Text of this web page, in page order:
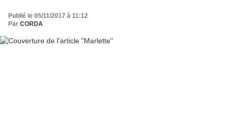
Publié le 05/11/2017 à 11:12
Par CORDA